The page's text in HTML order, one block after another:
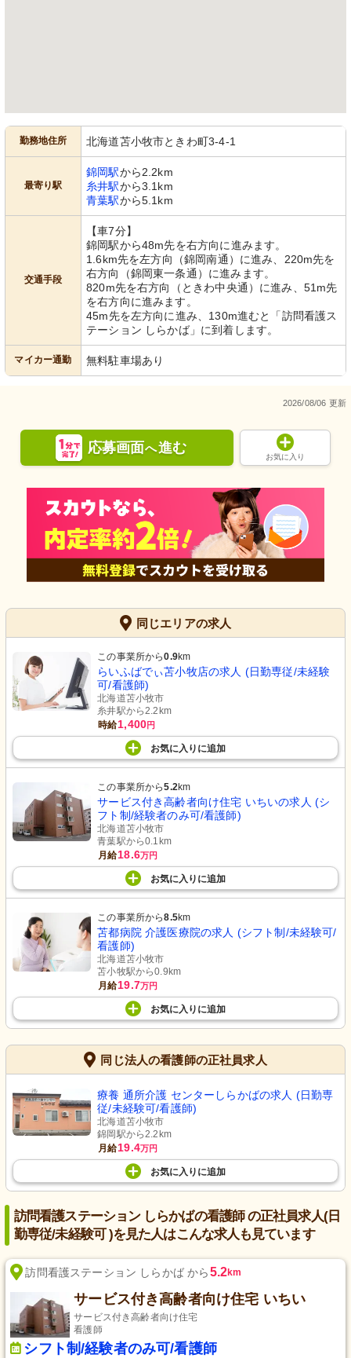
勤務地住所 北海道苫小牧市ときわ町3-4-1
最寄り駅
錦岡駅から2.2km
糸井駅から3.1km
青葉駅から5.1km
交通手段
【車7分】
錦岡駅から48m先を右方向に進みます。
1.6km先を左方向（錦岡南通）に進み、220m先を
右方向（錦岡東一条通）に進みます。
820m先を右方向（ときわ中央通）に進み、51m先
を右方向に進みます。
45m先を左方向に進み、130m進むと「訪問看護ス
テーション しらかば」に到着します。
マイカー通勤 無料駐車場あり
2026/08/06 更新
応募画面へ進む
お気に入り
同じエリアの求人
この事業所から0.9km
らいふばでぃ苫小牧店の求人 (日勤専従/未経験
可/看護師)
北海道苫小牧市
糸井駅から2.2km
時給1,400円
お気に入り に追加
この事業所から5.2km
サービス付き高齢者向け住宅 いちいの求人 (シ
フト制/経験者のみ可/看護師)
北海道苫小牧市
青葉駅から0.1km
月給18.6万円
お気に入り に追加
この事業所から8.5km
苫都病院 介護医療院の求人 (シフト制/未経験可/
看護師)
北海道苫小牧市
苫小牧駅から0.9km
月給19.7万円
お気に入り に追加
同じ法人の看護師の正社員求人
療養 通所介護 センターしらかばの求人 (日勤専
従/未経験可/看護師)
北海道苫小牧市
錦岡駅から2.2km
月給19.4万円
お気に入り に追加
訪問看護ステーション しらかばの看護師 の正社員求人(日
勤専従/未経験可 )を見た人はこんな求人も見ています
訪問看護ステーション しらかば から5.2km
サービス付き高齢者向け住宅 いちい
サービス付き高齢者向け住宅
看護師
シフト制/経験者のみ可/看護師